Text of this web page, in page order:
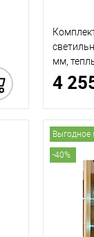
мм,
4
Выгодное
-40%